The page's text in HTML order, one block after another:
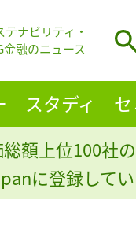
テナビリティ・
金融のニュース
スタディ
額上位100社
に登録して